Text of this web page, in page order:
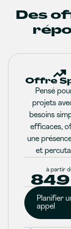
Des
Offre
Pensé
projets
besoins
efficaces,
une
et
à partir
Planifier
appel